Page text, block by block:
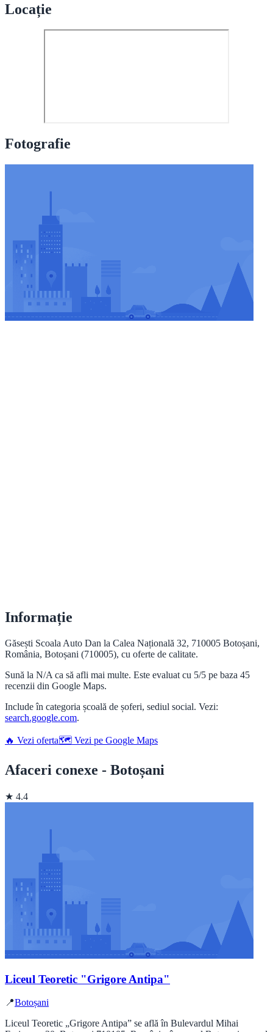
Locație
Fotografie
Informație
Găsești Scoala Auto Dan la Calea Națională 32, 710005 Botoșani,
România, Botoșani (710005), cu oferte de calitate.
Sună la N/A ca să afli mai multe. Este evaluat cu 5/5 pe baza 45
recenzii din Google Maps.
Include în categoria școală de șoferi, sediul social. Vezi:
search.google.com.
🔥 Vezi oferta🗺️ Vezi pe Google Maps
Afaceri conexe - Botoșani
★ 4.4
Liceul Teoretic "Grigore Antipa"
📍Botoșani
Liceul Teoretic „Grigore Antipa” se află în Bulevardul Mihai